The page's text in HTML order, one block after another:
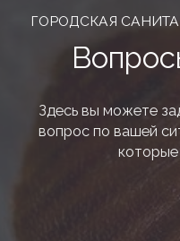
ГОРОДСКАЯ
Здесь вы можете
вопрос по вашей